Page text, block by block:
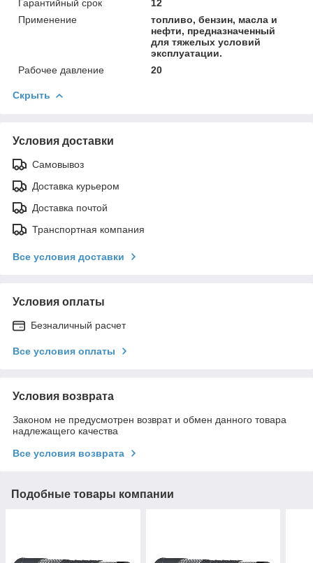
Гарантийный срок
12
Применение
топливо, бензин, масла и
нефти, предназначенный
для тяжелых условий
эксплуатации.
Рабочее давление
20
Скрыть
Условия доставки
Самовывоз
Доставка курьером
Доставка почтой
Транспортная компания
Все условия доставки
Условия оплаты
Безналичный расчет
Все условия оплаты
Условия возврата
Законом не предусмотрен возврат и обмен данного товара
надлежащего качества
Все условия возврата
Подобные товары компании